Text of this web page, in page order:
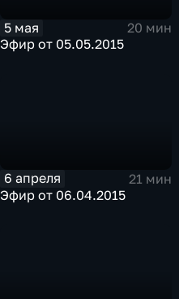
5 мая
20 мин
Эфир от 05.05.2015
6 апреля
21 мин
Эфир от 06.04.2015